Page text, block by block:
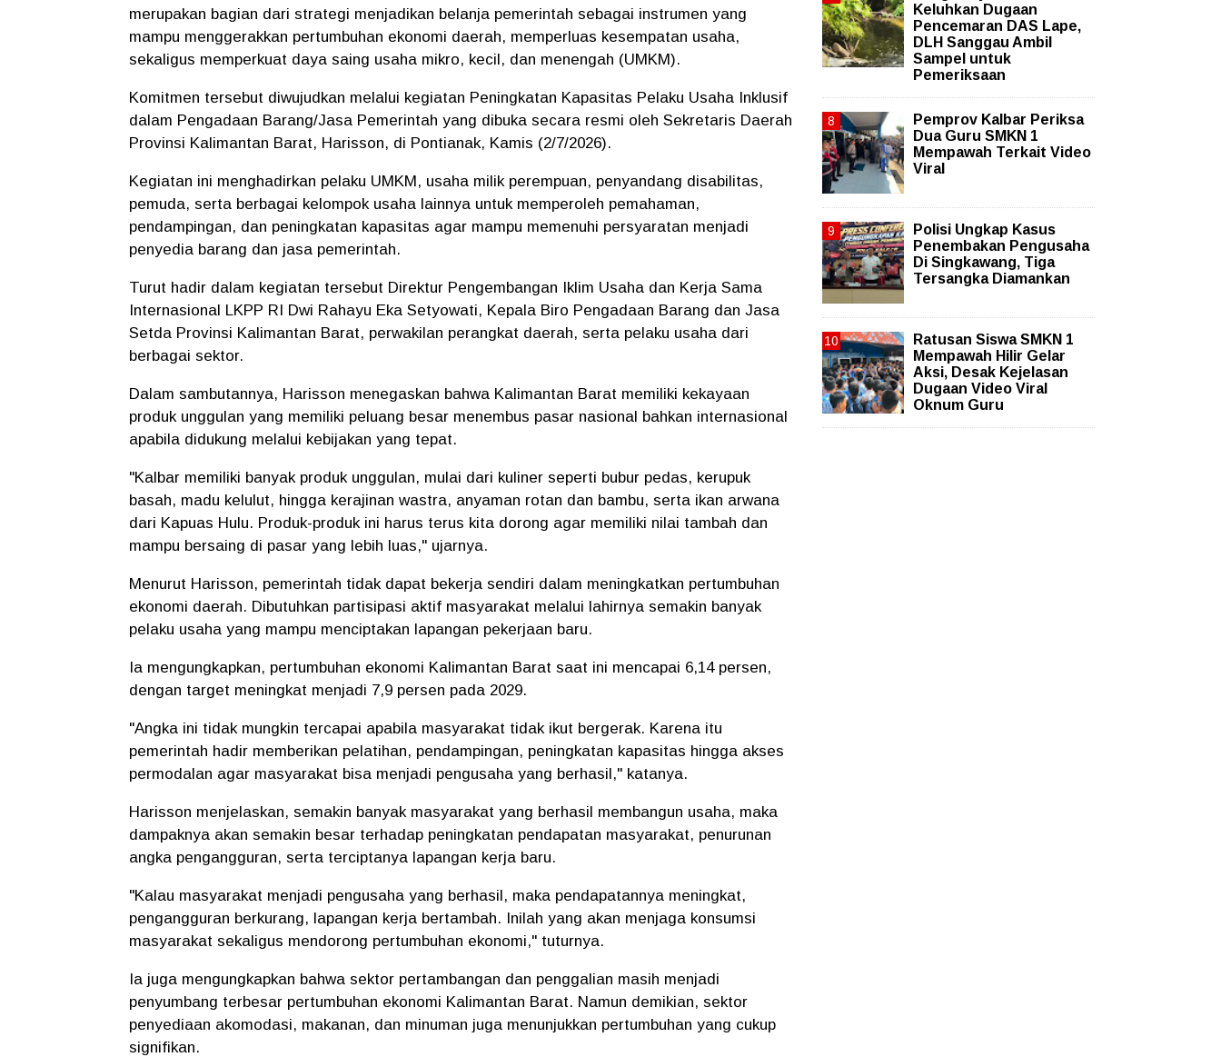
merupakan bagian dari strategi menjadikan belanja pemerintah sebagai instrumen yang
mampu menggerakkan pertumbuhan ekonomi daerah, memperluas kesempatan usaha,
sekaligus memperkuat daya saing usaha mikro, kecil, dan menengah (UMKM).
Komitmen tersebut diwujudkan melalui kegiatan Peningkatan Kapasitas Pelaku Usaha Inklusif
dalam Pengadaan Barang/Jasa Pemerintah yang dibuka secara resmi oleh Sekretaris Daerah
Provinsi Kalimantan Barat, Harisson, di Pontianak, Kamis (2/7/2026).
Kegiatan ini menghadirkan pelaku UMKM, usaha milik perempuan, penyandang disabilitas,
pemuda, serta berbagai kelompok usaha lainnya untuk memperoleh pemahaman,
pendampingan, dan peningkatan kapasitas agar mampu memenuhi persyaratan menjadi
penyedia barang dan jasa pemerintah.
Turut hadir dalam kegiatan tersebut Direktur Pengembangan Iklim Usaha dan Kerja Sama
Internasional LKPP RI Dwi Rahayu Eka Setyowati, Kepala Biro Pengadaan Barang dan Jasa
Setda Provinsi Kalimantan Barat, perwakilan perangkat daerah, serta pelaku usaha dari
berbagai sektor.
Dalam sambutannya, Harisson menegaskan bahwa Kalimantan Barat memiliki kekayaan
produk unggulan yang memiliki peluang besar menembus pasar nasional bahkan internasional
apabila didukung melalui kebijakan yang tepat.
"Kalbar memiliki banyak produk unggulan, mulai dari kuliner seperti bubur pedas, kerupuk
basah, madu kelulut, hingga kerajinan wastra, anyaman rotan dan bambu, serta ikan arwana
dari Kapuas Hulu. Produk-produk ini harus terus kita dorong agar memiliki nilai tambah dan
mampu bersaing di pasar yang lebih luas," ujarnya.
Menurut Harisson, pemerintah tidak dapat bekerja sendiri dalam meningkatkan pertumbuhan
ekonomi daerah. Dibutuhkan partisipasi aktif masyarakat melalui lahirnya semakin banyak
pelaku usaha yang mampu menciptakan lapangan pekerjaan baru.
Ia mengungkapkan, pertumbuhan ekonomi Kalimantan Barat saat ini mencapai 6,14 persen,
dengan target meningkat menjadi 7,9 persen pada 2029.
"Angka ini tidak mungkin tercapai apabila masyarakat tidak ikut bergerak. Karena itu
pemerintah hadir memberikan pelatihan, pendampingan, peningkatan kapasitas hingga akses
permodalan agar masyarakat bisa menjadi pengusaha yang berhasil," katanya.
Harisson menjelaskan, semakin banyak masyarakat yang berhasil membangun usaha, maka
dampaknya akan semakin besar terhadap peningkatan pendapatan masyarakat, penurunan
angka pengangguran, serta terciptanya lapangan kerja baru.
"Kalau masyarakat menjadi pengusaha yang berhasil, maka pendapatannya meningkat,
pengangguran berkurang, lapangan kerja bertambah. Inilah yang akan menjaga konsumsi
masyarakat sekaligus mendorong pertumbuhan ekonomi," tuturnya.
Ia juga mengungkapkan bahwa sektor pertambangan dan penggalian masih menjadi
penyumbang terbesar pertumbuhan ekonomi Kalimantan Barat. Namun demikian, sektor
penyediaan akomodasi, makanan, dan minuman juga menunjukkan pertumbuhan yang cukup
signifikan.
Keluhkan Dugaan
Pencemaran DAS Lape,
DLH Sanggau Ambil
Sampel untuk
Pemeriksaan
Pemprov Kalbar Periksa
Dua Guru SMKN 1
Mempawah Terkait Video
Viral
Polisi Ungkap Kasus
Penembakan Pengusaha
Di Singkawang, Tiga
Tersangka Diamankan
Ratusan Siswa SMKN 1
Mempawah Hilir Gelar
Aksi, Desak Kejelasan
Dugaan Video Viral
Oknum Guru